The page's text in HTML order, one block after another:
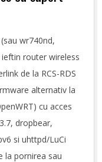
wr740nd,
router wireless
de la RCS-RDS
alternativ la
cu acces
dropbear,
si uhttpd/LuCi
la pornirea sau